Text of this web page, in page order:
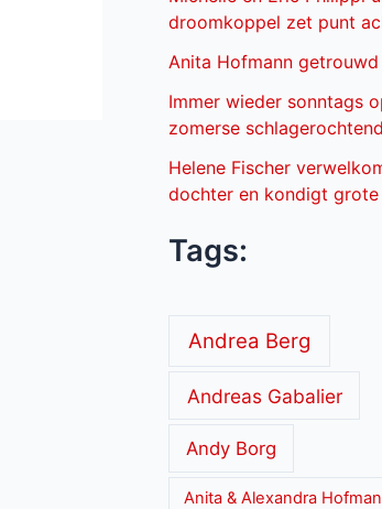
droomkoppel zet punt
Anita Hofmann
Immer wieder sonntags
zomerse
Helene Fischer
dochter en kondigt grote
Tags:
Andrea Berg
Andreas Gabalier
Andy Borg
Anita & Alexandra